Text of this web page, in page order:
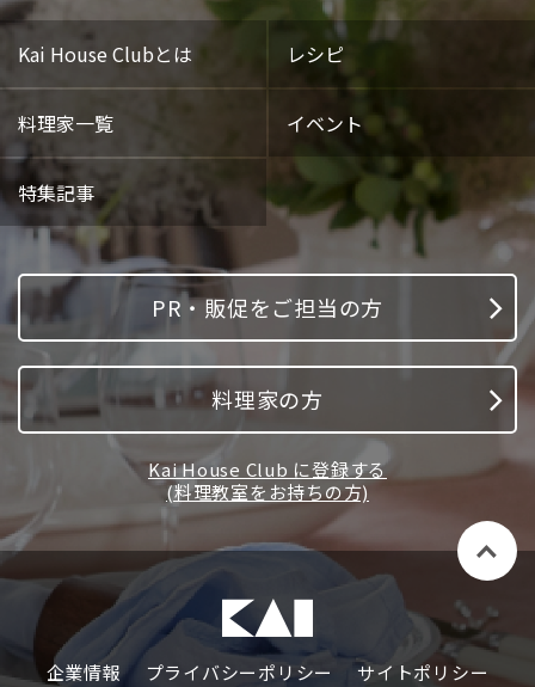
Kai House Clubとは レシピ
料理家一覧 イベント
特集記事
PR・販促をご担当の方
料理家の方
Kai House Club に登録する
(料理教室をお持ちの方)
企業情報 プライバシーポリシー サイトポリシー